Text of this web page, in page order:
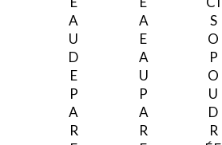
A
U
D
E
P
A
R
A
E
A
U
P
A
R
S
O
P
O
U
D
R